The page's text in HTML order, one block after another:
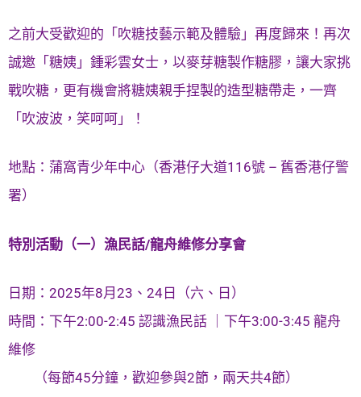
之前大受歡迎的「吹糖技藝示範及體驗」再度歸來！再次
誠邀「糖姨」鍾彩雲女士，以麥芽糖製作糖膠，讓大家挑
戰吹糖，更有機會將糖姨親手捏製的造型糖帶走，一齊
「吹波波，笑呵呵」！
地點：蒲窩青少年中心（香港仔大道116號 – 舊香港仔警
署）
特別活動（一）漁民話/龍舟維修分享會
日期：2025年8月23、24日（六、日）
時間：下午2:00-2:45 認識漁民話 ｜下午3:00-3:45 龍舟
維修
（每節45分鐘，歡迎參與2節，兩天共4節）